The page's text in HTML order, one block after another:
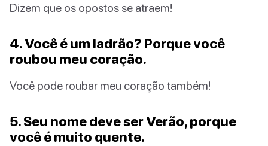
Dizem que os opostos se atraem!
4. Você é um ladrão? Porque você
roubou meu coração.
Você pode roubar meu coração também!
5. Seu nome deve ser Verão, porque
você é muito quente.